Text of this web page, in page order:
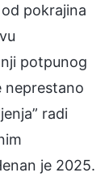
pokrajina
potpunog
neprestano
radi
je 2025.